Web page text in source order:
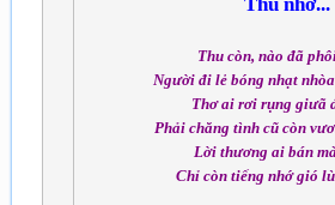
Thu còn, nào đã
Người đi lẻ bóng nhạt
Thơ ai rơi rụng giưã
Phải chăng tình cũ còn
Lời thương ai bán
Chỉ còn tiếng nhớ gió